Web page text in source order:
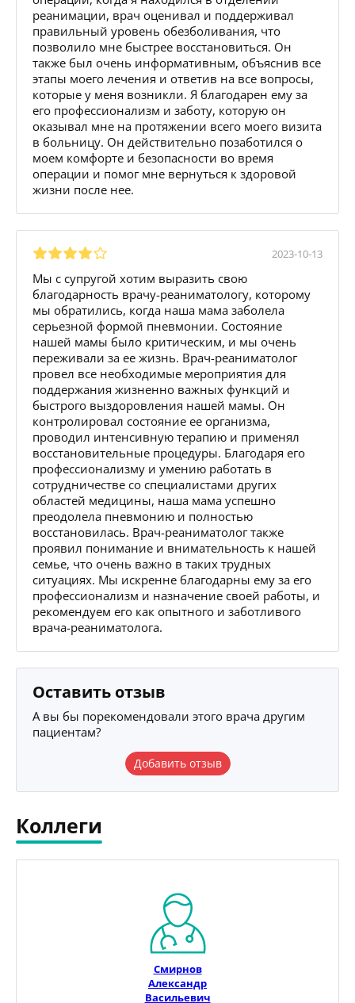
реанимации, врач оценивал и поддерживал
правильный уровень обезболивания, что
позволило мне быстрее восстановиться. Он
также был очень информативным, объяснив все
этапы моего лечения и ответив на все вопросы,
которые у меня возникли. Я благодарен ему за
его профессионализм и заботу, которую он
оказывал мне на протяжении всего моего визита
в больницу. Он действительно позаботился о
моем комфорте и безопасности во время
операции и помог мне вернуться к здоровой
жизни после нее.
2023-10-13
Мы с супругой хотим выразить свою
благодарность врачу-реаниматологу, которому
мы обратились, когда наша мама заболела
серьезной формой пневмонии. Состояние
нашей мамы было критическим, и мы очень
переживали за ее жизнь. Врач-реаниматолог
провел все необходимые мероприятия для
поддержания жизненно важных функций и
быстрого выздоровления нашей мамы. Он
контролировал состояние ее организма,
проводил интенсивную терапию и применял
восстановительные процедуры. Благодаря его
профессионализму и умению работать в
сотрудничестве со специалистами других
областей медицины, наша мама успешно
преодолела пневмонию и полностью
восстановилась. Врач-реаниматолог также
проявил понимание и внимательность к нашей
семье, что очень важно в таких трудных
ситуациях. Мы искренне благодарны ему за его
профессионализм и назначение своей работы, и
рекомендуем его как опытного и заботливого
врача-реаниматолога.
Оставить отзыв
А вы бы порекомендовали этого врача другим
пациентам?
Добавить отзыв
Коллеги
Смирнов
Александр
Васильевич